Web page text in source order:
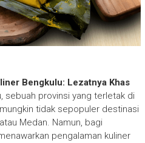
Bengkulu: Lezatnya Khas
sebuah provinsi yang terletak di
tidak sepopuler destinasi
Medan. Namun, bagi
pengalaman kuliner